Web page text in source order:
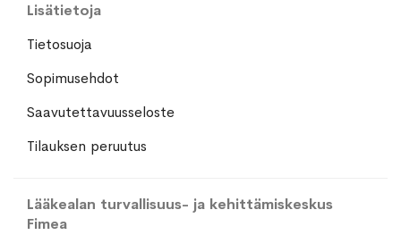
Lisätietoja
Tietosuoja
Sopimusehdot
Saavutettavuusseloste
Tilauksen peruutus
Lääkealan turvallisuus- ja kehittämiskeskus
Fimea